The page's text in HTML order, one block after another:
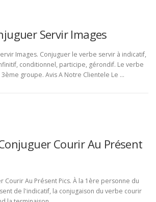
Servir Images
Images. Conjuguer le verbe servir à indicatif,
conditionnel, participe, gérondif. Le verbe
groupe. Avis A Notre Clientele Le …
Courir Au Présent
Courir Au Présent Pics. À la 1ère personne du
de l'indicatif, la conjugaison du verbe courir